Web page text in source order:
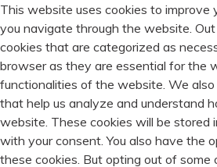
This website uses cookies to improve
you navigate through the website.
cookies that are categorized as
browser as they are essential for the
functionalities of the website. We
that help us analyze and understand
website. These cookies will be stored
with your consent. You also have the
these cookies. But opting out of some